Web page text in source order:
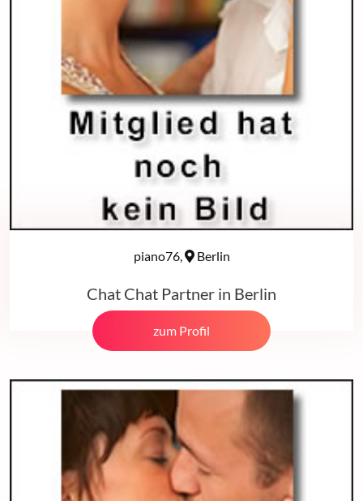
piano76, Berlin
Chat Chat Partner in Berlin
zum Profil